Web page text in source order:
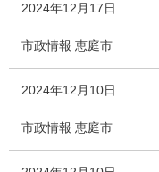
2024年12月17日
市政情報 恵庭市
2024年12月10日
市政情報 恵庭市